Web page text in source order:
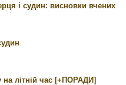
і судин: висновки вчених
на літній час [+ПОРАДИ]